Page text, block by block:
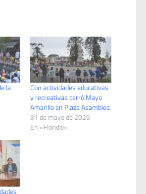
la
Con actividades educativas
y recreativas cerró Mayo
Amarillo en Plaza Asamblea
31 de mayo de 2026
En «Florida»